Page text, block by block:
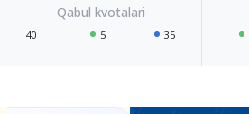
40 5 35